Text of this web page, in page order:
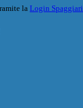
la Login Spaggiari